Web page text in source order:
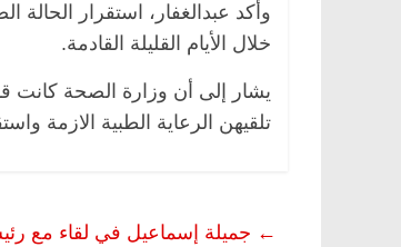
وأكد عبدالغفار، استقرار
خلال الأيام القليلة القادمة.
تلقيهن الرعاية الطبية الازمة
← جميلة إسماعيل في لقاء مع